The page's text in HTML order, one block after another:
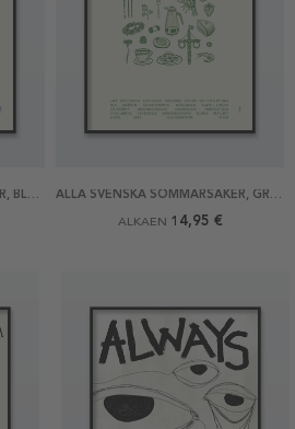
ALLA SVENSKA SOMMARSAKER, BLÅ JULISTE
ALLA SVENSKA SOMMARSAKER, GRÖN JULISTE
ALKAEN 14,95 €